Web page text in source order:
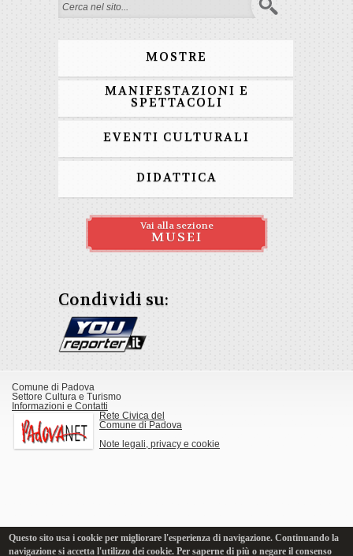
Form di ricerca
MOSTRE
MANIFESTAZIONI E
SPETTACOLI
EVENTI CULTURALI
DIDATTICA
Vai alla sezione
MUSEI
Condividi su:
Comune di Padova
Settore Cultura e Turismo
Informazioni e Contatti
Rete Civica del
Comune di Padova
Note legali, privacy e cookie
Questo sito usa i cookie per migliorare l'esperienza di navigazione. Continuando la
navigazione si accetta l'utilizzo dei cookie. Per saperne di più o negare il consenso